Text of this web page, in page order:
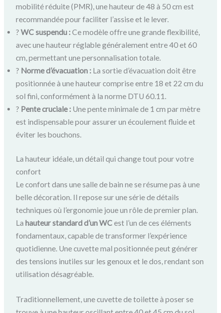
mobilité réduite (PMR), une hauteur de 48 à 50 cm est
recommandée pour faciliter l’assise et le lever.
?WC suspendu :Ce modèle offre une grande flexibilité,
avec une hauteur réglable généralement entre 40 et 60
cm, permettant une personnalisation totale.
? Norme d’évacuation : La sortie d’évacuation doit être
positionnée à une hauteur comprise entre 18 et 22 cm du
sol fini, conformément à la norme DTU 60.11.
? Pente cruciale : Une pente minimale de 1 cm par mètre
est indispensable pour assurer un écoulement fluide et
éviter les bouchons.
La hauteur idéale, un détail qui change tout pour votre
confort
Le confort dans une salle de bain ne se résume pas à une
belle décoration. Il repose sur une série de détails
techniques où l’ergonomie joue un rôle de premier plan.
La hauteur standard d’un WCest l’un de ces éléments
fondamentaux, capable de transformer l’expérience
quotidienne. Une cuvette mal positionnée peut générer
des tensions inutiles sur les genoux et le dos, rendant son
utilisation désagréable.
Traditionnellement, une cuvette de toilette à poser se